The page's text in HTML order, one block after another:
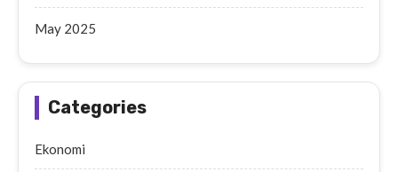
May 2025
Categories
Ekonomi